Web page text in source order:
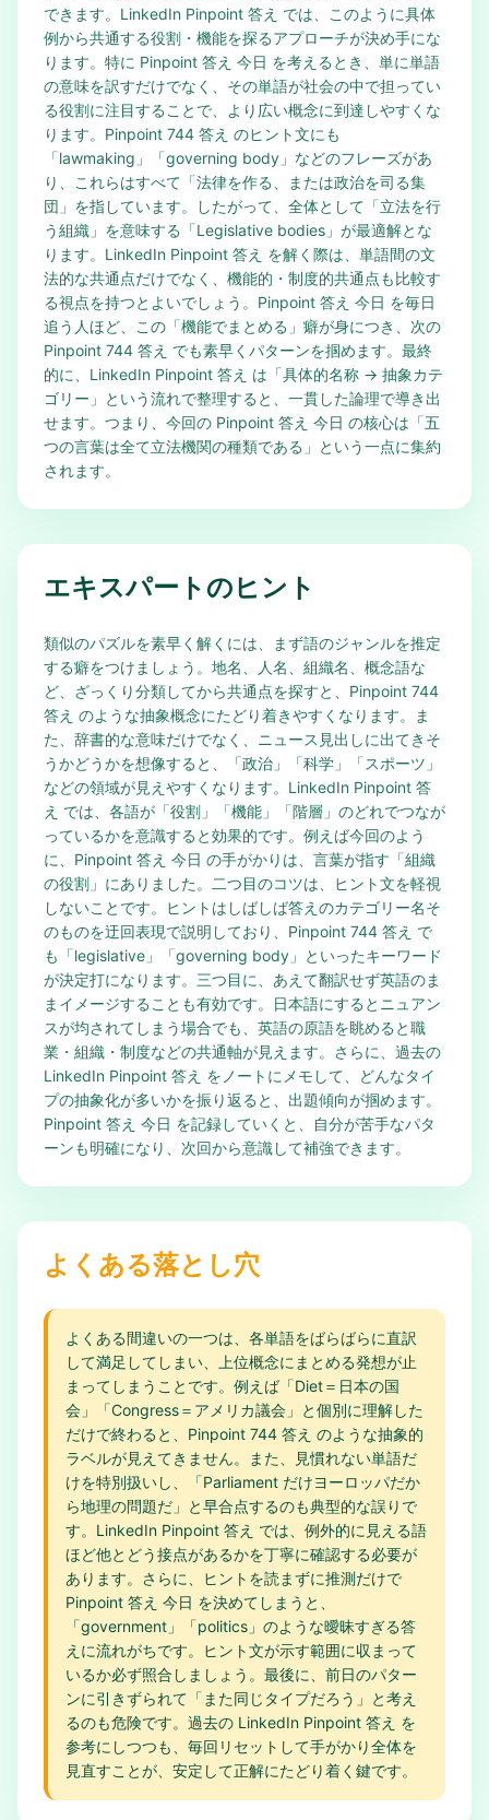
できます。LinkedIn Pinpoint 答え では、このように具体
例から共通する役割・機能を探るアプローチが決め手にな
ります。特に Pinpoint 答え 今日 を考えるとき、単に単語
の意味を訳すだけでなく、その単語が社会の中で担ってい
る役割に注目することで、より広い概念に到達しやすくな
ります。Pinpoint 744 答え のヒント文にも
「lawmaking」「governing body」などのフレーズがあ
り、これらはすべて「法律を作る、または政治を司る集
団」を指しています。したがって、全体として「立法を行
う組織」を意味する「Legislative bodies」が最適解とな
ります。LinkedIn Pinpoint 答え を解く際は、単語間の文
法的な共通点だけでなく、機能的・制度的共通点も比較す
る視点を持つとよいでしょう。Pinpoint 答え 今日 を毎日
追う人ほど、この「機能でまとめる」癖が身につき、次の
Pinpoint 744 答え でも素早くパターンを掴めます。最終
的に、LinkedIn Pinpoint 答え は「具体的名称 → 抽象カテ
ゴリー」という流れで整理すると、一貫した論理で導き出
せます。つまり、今回の Pinpoint 答え 今日 の核心は「五
つの言葉は全て立法機関の種類である」という一点に集約
されます。
エキスパートのヒント
類似のパズルを素早く解くには、まず語のジャンルを推定
する癖をつけましょう。地名、人名、組織名、概念語な
ど、ざっくり分類してから共通点を探すと、Pinpoint 744
答え のような抽象概念にたどり着きやすくなります。ま
た、辞書的な意味だけでなく、ニュース見出しに出てきそ
うかどうかを想像すると、「政治」「科学」「スポーツ」
などの領域が見えやすくなります。LinkedIn Pinpoint 答
え では、各語が「役割」「機能」「階層」のどれでつなが
っているかを意識すると効果的です。例えば今回のよう
に、Pinpoint 答え 今日 の手がかりは、言葉が指す「組織
の役割」にありました。二つ目のコツは、ヒント文を軽視
しないことです。ヒントはしばしば答えのカテゴリー名そ
のものを迂回表現で説明しており、Pinpoint 744 答え で
も「legislative」「governing body」といったキーワード
が決定打になります。三つ目に、あえて翻訳せず英語のま
まイメージすることも有効です。日本語にするとニュアン
スが均されてしまう場合でも、英語の原語を眺めると職
業・組織・制度などの共通軸が見えます。さらに、過去の
LinkedIn Pinpoint 答え をノートにメモして、どんなタイ
プの抽象化が多いかを振り返ると、出題傾向が掴めます。
Pinpoint 答え 今日 を記録していくと、自分が苦手なパタ
ーンも明確になり、次回から意識して補強できます。
よくある落とし穴
よくある間違いの一つは、各単語をばらばらに直訳
して満足してしまい、上位概念にまとめる発想が止
まってしまうことです。例えば「Diet＝日本の国
会」「Congress＝アメリカ議会」と個別に理解した
だけで終わると、Pinpoint 744 答え のような抽象的
ラベルが見えてきません。また、見慣れない単語だ
けを特別扱いし、「Parliament だけヨーロッパだか
ら地理の問題だ」と早合点するのも典型的な誤りで
す。LinkedIn Pinpoint 答え では、例外的に見える語
ほど他とどう接点があるかを丁寧に確認する必要が
あります。さらに、ヒントを読まずに推測だけで
Pinpoint 答え 今日 を決めてしまうと、
「government」「politics」のような曖昧すぎる答
えに流れがちです。ヒント文が示す範囲に収まって
いるか必ず照合しましょう。最後に、前日のパター
ンに引きずられて「また同じタイプだろう」と考え
るのも危険です。過去の LinkedIn Pinpoint 答え を
参考にしつつも、毎回リセットして手がかり全体を
見直すことが、安定して正解にたどり着く鍵です。